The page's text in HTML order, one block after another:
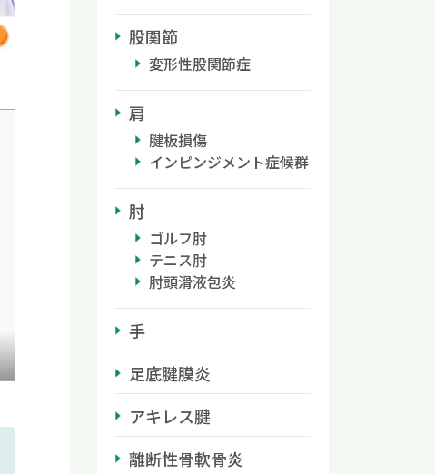
股関節
変形性股関節症
肩
腱板損傷
インピンジメント症候群
肘
ゴルフ肘
テニス肘
肘頭滑液包炎
手
足底腱膜炎
アキレス腱
離断性骨軟骨炎